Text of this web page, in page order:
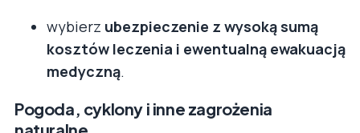
wybierz ubezpieczenie z wysoką sumą
kosztów leczenia i ewentualną ewakuacją
medyczną.
Pogoda, cyklony i inne zagrożenia